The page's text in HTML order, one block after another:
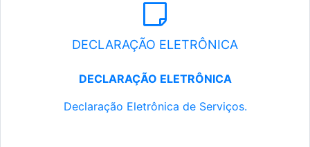
DECLARAÇÃO ELETRÔNICA
DECLARAÇÃO ELETRÔNICA
Declaração Eletrônica de Serviços.